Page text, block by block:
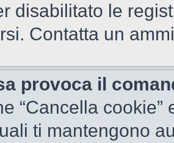
disabilitato le
Contatta un
provoca il
“Cancella
ti mantengono